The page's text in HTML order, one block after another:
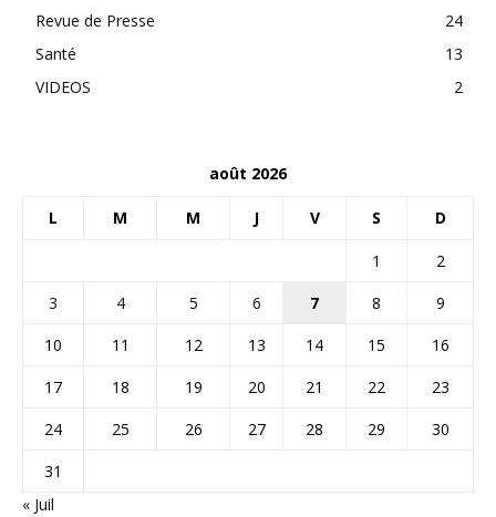
Revue de Presse
24
Santé
13
VIDEOS
2
août 2026
L M M J V S D
1
2
3
4 5 6 7 8
9
10
11 12 13 14 15
16
17
18 19 20 21 22
23
24
25 26 27 28 29
30
31
« Juil